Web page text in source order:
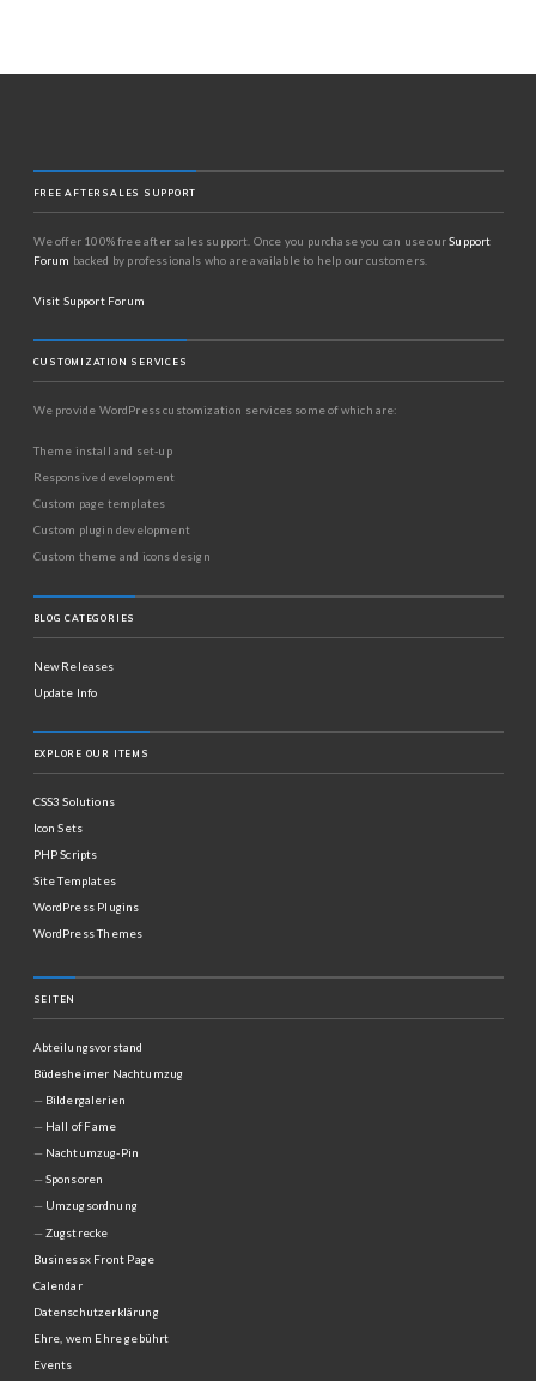
FREE AFTERSALES SUPPORT
We offer 100% free after sales support. Once you purchase you can use ourSupport
Forum backed by professionals who are available to help our customers.
Visit Support Forum
CUSTOMIZATION SERVICES
We provide WordPress customization services some of which are:
Theme install and set-up
Responsive development
Custom page templates
Custom plugin development
Custom theme and icons design
BLOG CATEGORIES
New Releases
Update Info
EXPLORE OUR ITEMS
CSS3 Solutions
Icon Sets
PHP Scripts
Site Templates
WordPress Plugins
WordPress Themes
SEITEN
Abteilungsvorstand
Büdesheimer Nachtumzug
Bildergalerien
Hall of Fame
Nachtumzug-Pin
Sponsoren
Umzugsordnung
Zugstrecke
Businessx Front Page
Calendar
Datenschutzerklärung
Ehre, wem Ehre gebührt
Events